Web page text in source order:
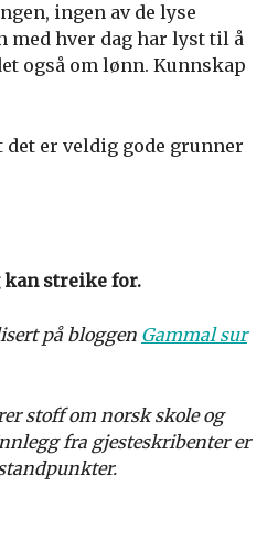
ingen av de lyse
med hver dag har lyst til å
også om lønn. Kunnskap
er veldig gode grunner
kan streike for.
på bloggen Gammal sur
stoff om norsk skole og
fra gjesteskribenter er